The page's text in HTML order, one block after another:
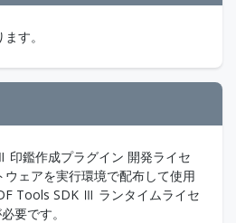
す。
印鑑作成プラグイン 開発ライセ
ウェアを実行環境で配布して使用
Tools SDK Ⅲ ランタイムライセ
要です。